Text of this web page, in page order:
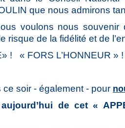
que nous admirons
voulons nous
risque de la fidélité et de
! « FORS L’HONNEUR » !
soir - également - pour
de cet «